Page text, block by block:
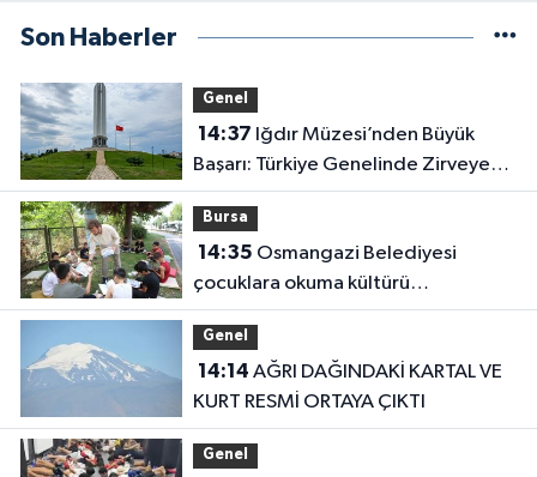
Son Haberler
Genel
14:37
Başarı: Türkiye Genelinde Zirveye
Yerleşti!
Bursa
14:35
çocuklara okuma kültürü
kazandırıyor
Genel
14:14
KURT RESMİ ORTAYA ÇIKTI
Genel